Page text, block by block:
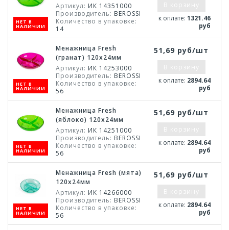
НЕТ В
НАЛИЧИИ
Артикул: ИК 14351000
Производитель: BEROSSI
Количество в упаковке:
14
В корзину
к оплате: 1321.46
руб
НЕТ В
НАЛИЧИИ
Менажница Fresh
(гранат) 120х24мм
Артикул: ИК 14253000
Производитель: BEROSSI
Количество в упаковке:
56
51,69 руб/шт
В корзину
к оплате: 2894.64
руб
НЕТ В
НАЛИЧИИ
Менажница Fresh
(яблоко) 120х24мм
Артикул: ИК 14251000
Производитель: BEROSSI
Количество в упаковке:
56
51,69 руб/шт
В корзину
к оплате: 2894.64
руб
НЕТ В
НАЛИЧИИ
Менажница Fresh (мята)
120х24мм
Артикул: ИК 14266000
Производитель: BEROSSI
Количество в упаковке:
56
51,69 руб/шт
В корзину
к оплате: 2894.64
руб